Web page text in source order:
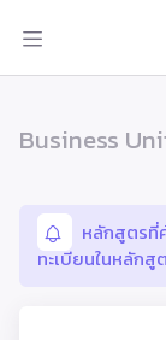
Business
หลักสูตรที่
ทะเบียนในหลัก